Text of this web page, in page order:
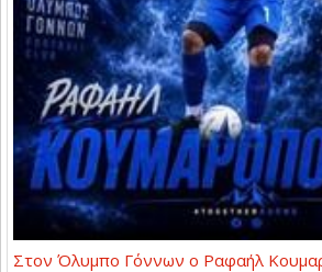
Στον Όλυμπο Γόννων ο Ραφαήλ